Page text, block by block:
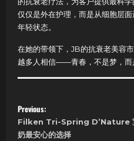
仅仅是外在护理，而是从细胞层
年轻状态。
在她的带领下，JB的抗衰老美容
越多人相信——青春，不是梦，而
P
o
Previous:
Filken Tri-Spring D’Nature 宝
奶最安心的选择